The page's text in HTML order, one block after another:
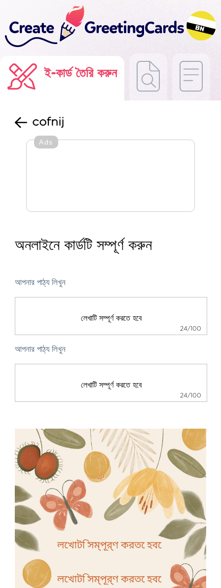
ই-কার্ড তৈরি করুন
cofnij
Ads
অনলাইনে কার্ডটি সম্পূর্ণ করুন
আপনার পাঠ্য লিখুন
24/100
আপনার পাঠ্য লিখুন
24/100